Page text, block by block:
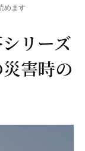
めます
リーズ
害時の